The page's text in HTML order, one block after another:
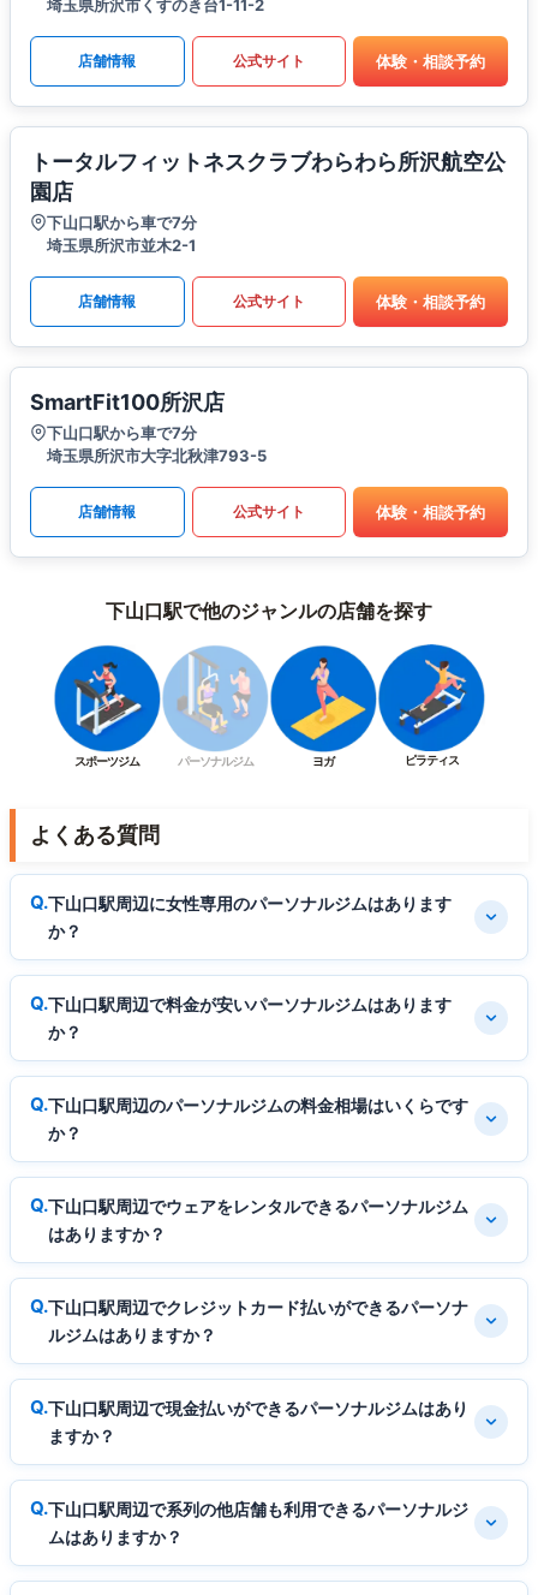
埼玉県所沢市くすのき台1-11-2
店舗情報 公式サイト 体験・相談予約
トータルフィットネスクラブわらわら所沢航空公
園店
下山口駅から車で7分
埼玉県所沢市並木2-1
店舗情報 公式サイト 体験・相談予約
SmartFit100所沢店
下山口駅から車で7分
埼玉県所沢市大字北秋津793-5
店舗情報 公式サイト 体験・相談予約
下山口駅で他のジャンルの店舗を探す
スポーツジム パーソナルジム ヨガ ピラティス
よくある質問
下山口駅周辺に女性専用のパーソナルジムはあります
か？
下山口駅周辺で料金が安いパーソナルジムはあります
か？
下山口駅周辺のパーソナルジムの料金相場はいくらです
か？
下山口駅周辺でウェアをレンタルできるパーソナルジム
はありますか？
下山口駅周辺でクレジットカード払いができるパーソナ
ルジムはありますか？
下山口駅周辺で現金払いができるパーソナルジムはあり
ますか？
下山口駅周辺で系列の他店舗も利用できるパーソナルジ
ムはありますか？